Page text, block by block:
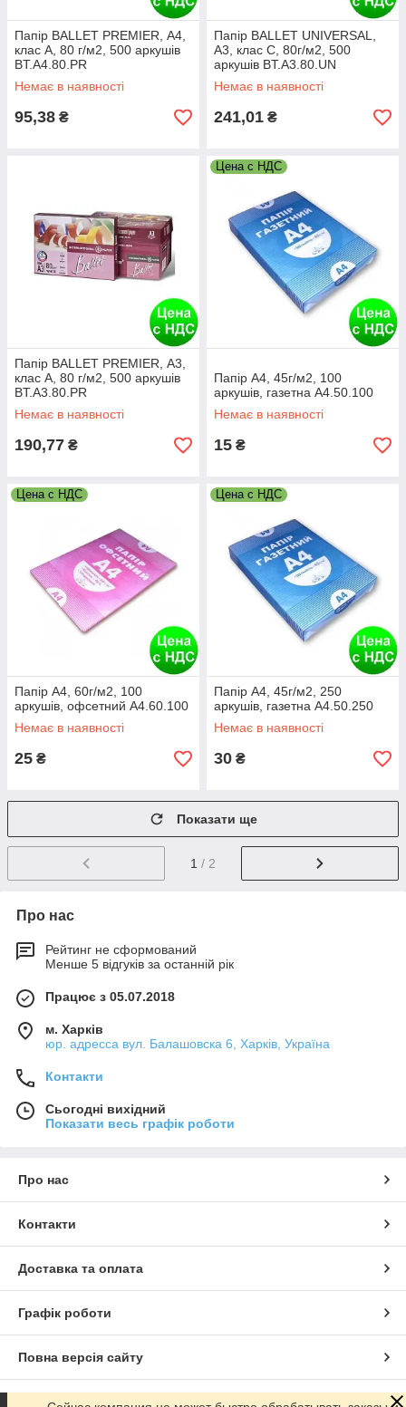
Папір BALLET PREMIER, А4,
клас A, 80 г/м2, 500 аркушів
BT.A4.80.PR
Немає в наявності
95,38 ₴
Папір BALLET UNIVERSAL,
А3, клас С, 80г/м2, 500
аркушів BT.A3.80.UN
Немає в наявності
241,01 ₴
Папір BALLET PREMIER, А3,
клас A, 80 г/м2, 500 аркушів
BT.A3.80.PR
Немає в наявності
190,77 ₴
Цена с НДС
Папір А4, 45г/м2, 100
аркушів, газетна A4.50.100
Немає в наявності
15 ₴
Цена с НДС
Папір А4, 60г/м2, 100
аркушів, офсетний A4.60.100
Немає в наявності
25 ₴
Цена с НДС
Папір А4, 45г/м2, 250
аркушів, газетна A4.50.250
Немає в наявності
30 ₴
Показати ще
1 / 2
Про нас
Рейтинг не сформований
Менше 5 відгуків за останній рік
Працює з 05.07.2018
м. Харків
юр. адресса вул. Балашовска 6, Харків, Україна
Контакти
Сьогодні вихідний
Показати весь графік роботи
Про нас
Контакти
Доставка та оплата
Графік роботи
Повна версія сайту
Сайт створено на маркетплейсі Prom.ua